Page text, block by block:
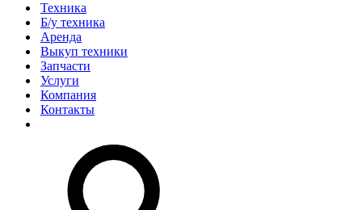
Техника
Б/у техника
Аренда
Выкуп техники
Запчасти
Услуги
Компания
Контакты